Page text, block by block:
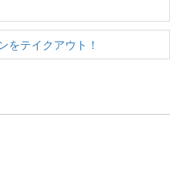
をテイクアウト！